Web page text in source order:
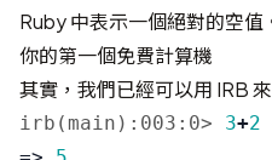
Ruby 中表示一個絕對的空值
你的第一個免費計算機
其實，我們已經可以用 IRB
irb(main):003:0> 3+2